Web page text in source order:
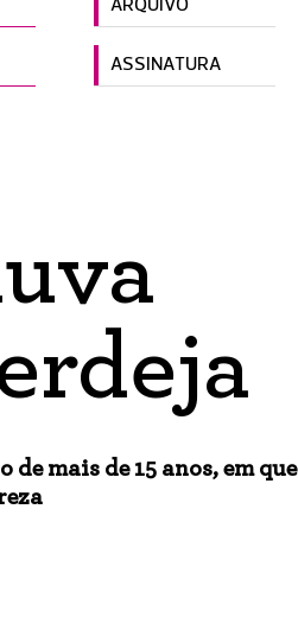
ARQUIVO
ASSINATURA
mais de 15 anos, em que